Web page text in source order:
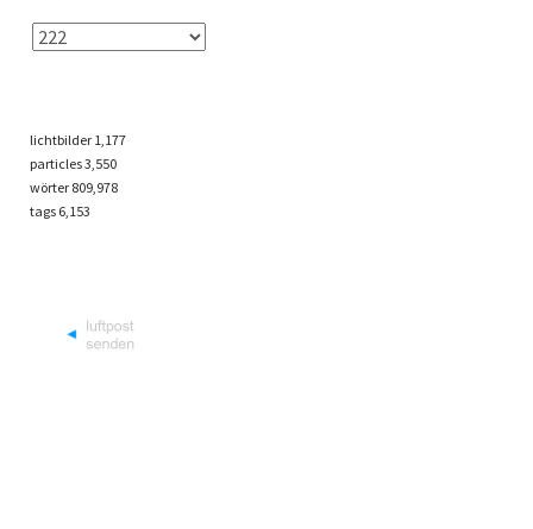
lichtbilder 1,177
particles3,550
wörter 809,978
tags 6,153